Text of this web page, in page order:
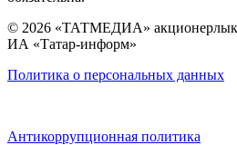
© 2026 «ТАТМЕДИА» акционерлык
ИА «Татар-информ»
Политика о персональных данных
Антикоррупционная политика